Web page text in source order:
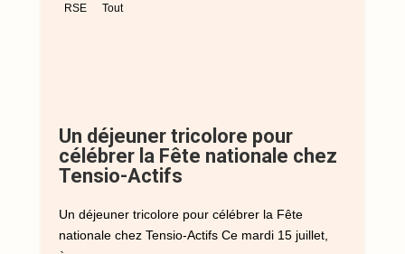
RSE Tout
Un déjeuner tricolore pour
célébrer la Fête nationale chez
Tensio-Actifs
Un déjeuner tricolore pour célébrer la Fête
nationale chez Tensio-Actifs Ce mardi 15 juillet,